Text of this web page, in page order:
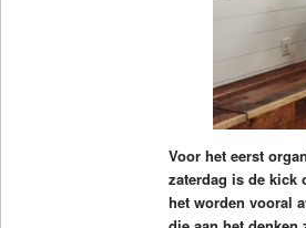
Voor het eerst
zaterdag is de kick
het worden vooral